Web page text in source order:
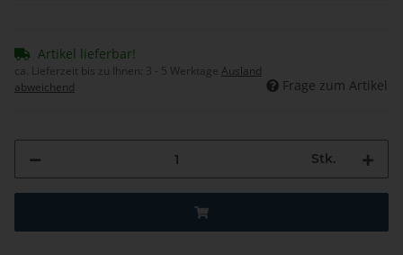
Artikel lieferbar!
ca. Lieferzeit bis zu Ihnen: 3 - 5 Werktage Ausland
abweichend
Frage zum Artikel
Stk.